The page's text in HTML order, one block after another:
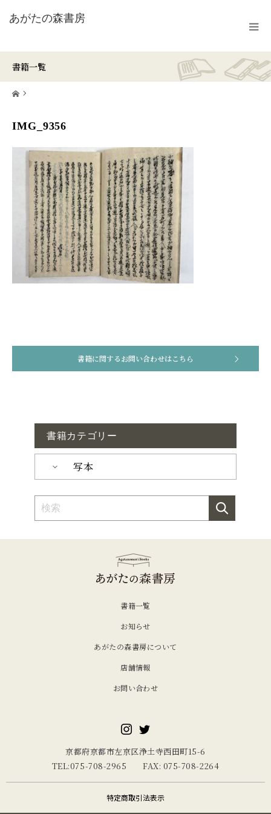
書籍一覧
ホーム
IMG_9356
書籍に関するお問い合わせはこちら
書籍カテゴリー
写本
書籍一覧
お知らせ
あがたの森書房について
店舗情報
お問い合わせ
京都府京都市左京区浄土寺西田町15-6
TEL:075-708-2965 FAX: 075-708-2264
特定商取引法表示